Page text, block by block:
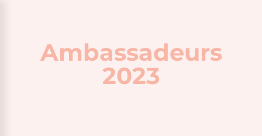
Ambassadeurs
2023